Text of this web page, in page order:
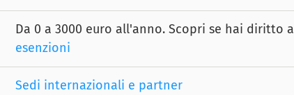
Da 0 a 3000 euro all'anno. Scopri se hai diritto a
esenzioni
Sedi internazionali e partner